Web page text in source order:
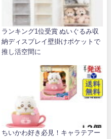
ランキング1位受賞 ぬいぐるみ収
納ディスプレイ壁掛けポケットで
推し活空間に
ちいかわ好き必見！キャラテアー